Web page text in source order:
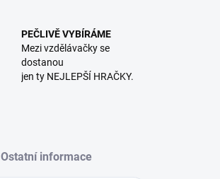
PEČLIVĚ VYBÍRÁME
Mezi vzdělávačky se
dostanou
jen ty NEJLEPŠÍ HRAČKY.
Ostatní informace